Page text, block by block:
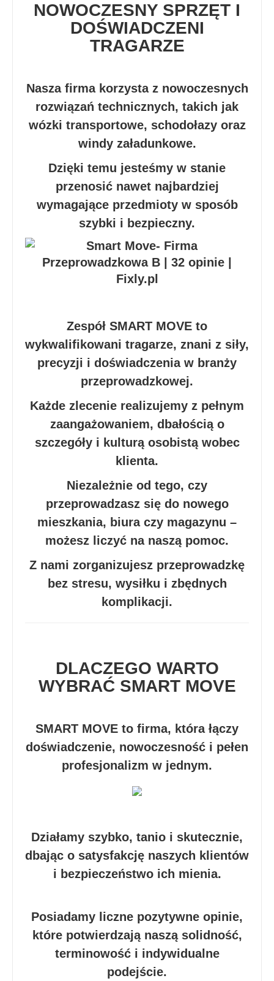
NOWOCZESNY SPRZĘT I
DOŚWIADCZENI
TRAGARZE
Nasza firma korzysta z nowoczesnych
rozwiązań technicznych, takich jak
wózki transportowe, schodołazy oraz
windy załadunkowe.
Dzięki temu jesteśmy w stanie
przenosić nawet najbardziej
wymagające przedmioty w sposób
szybki i bezpieczny.
Zespół SMART MOVE to
wykwalifikowani tragarze, znani z siły,
precyzji i doświadczenia w branży
przeprowadzkowej.
Każde zlecenie realizujemy z pełnym
zaangażowaniem, dbałością o
szczegóły i kulturą osobistą wobec
klienta.
Niezależnie od tego, czy
przeprowadzasz się do nowego
mieszkania, biura czy magazynu –
możesz liczyć na naszą pomoc.
Z nami zorganizujesz przeprowadzkę
bez stresu, wysiłku i zbędnych
komplikacji.
DLACZEGO WARTO
WYBRAĆ SMART MOVE
SMART MOVE to firma, która łączy
doświadczenie, nowoczesność i pełen
profesjonalizm w jednym.
Działamy szybko, tanio i skutecznie,
dbając o satysfakcję naszych klientów
i bezpieczeństwo ich mienia.
Posiadamy liczne pozytywne opinie,
które potwierdzają naszą solidność,
terminowość i indywidualne
podejście.